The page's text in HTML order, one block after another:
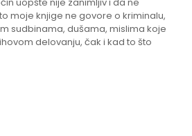
moje knjige ne govore o kriminalu,
sudbinama, dušama, mislima koje
delovanju, čak i kad to što